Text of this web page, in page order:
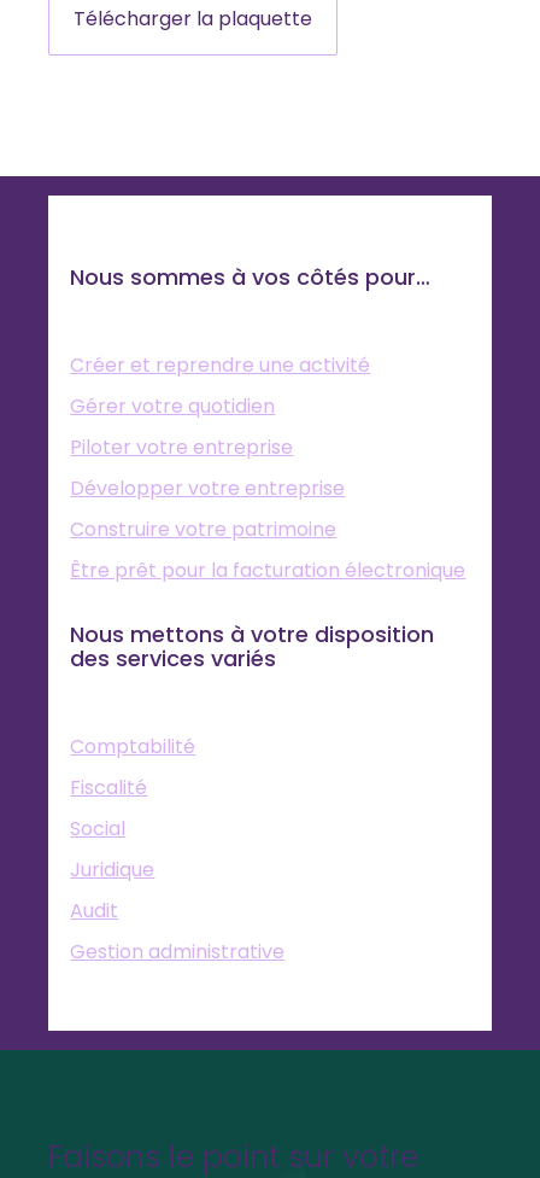
Télécharger la plaquette
Nous sommes à vos côtés pour…
Créer et reprendre une activité
Gérer votre quotidien
Piloter votre entreprise
Développer votre entreprise
Construire votre patrimoine
Être prêt pour la facturation électronique
Nous mettons à votre disposition
des services variés
Comptabilité
Fiscalité
Social
Juridique
Audit
Gestion administrative
Faisons le point sur votre